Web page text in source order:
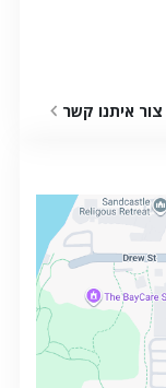
צור איתנו קשר